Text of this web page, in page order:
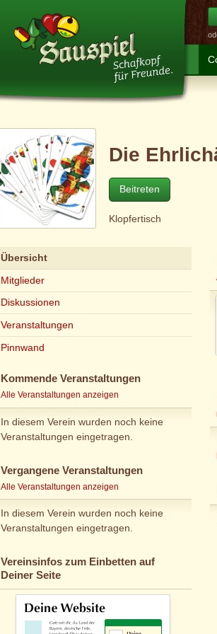
Die
Beitreten
Klopfertisch
Übersicht
Mitglieder
Diskussionen
Veranstaltungen
Pinnwand
Kommende Veranstaltungen
Alle Veranstaltungen anzeigen
In diesem Verein wurden noch keine
Veranstaltungen eingetragen.
Vergangene Veranstaltungen
Alle Veranstaltungen anzeigen
In diesem Verein wurden noch keine
Veranstaltungen eingetragen.
Vereinsinfos zum Einbetten auf
Deiner Seite